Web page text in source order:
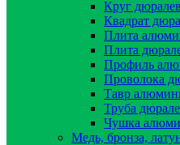
Круг
Квадрат
Плита
Плита
Профиль
Проволока
Тавр
Труба
Чушка
Медь, бронза,